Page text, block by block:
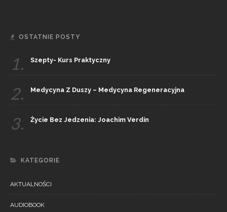
OSTATNIE POSTY
1. Szepty- Kurs Praktyczny
2. Medycyna Z Duszy – Medycyna Regeneracyjna
3. Życie Bez Jedzenia: Joachim Verdin
KATEGORIE
AKTUALNOŚCI
AUDIOBOOK